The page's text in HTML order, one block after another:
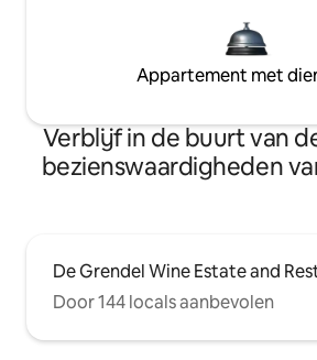
Appartement met
Verblijf in de buurt van
bezienswaardigheden
De Grendel Wine Estate and
Door 144 locals aanbevolen